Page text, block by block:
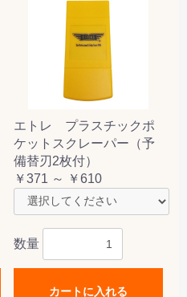
エトレ プラスチックポ
ケットスクレーパー（予
備替刃2枚付）
￥371 ～ ￥610
数量
カートに入れる